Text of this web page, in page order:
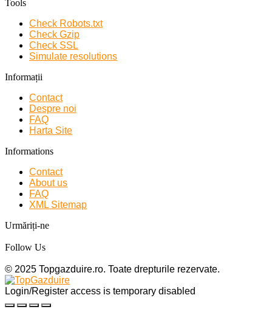
Tools
Check Robots.txt
Check Gzip
Check SSL
Simulate resolutions
Informații
Contact
Despre noi
FAQ
Harta Site
Informations
Contact
About us
FAQ
XML Sitemap
Urmăriți-ne
Follow Us
© 2025 Topgazduire.ro. Toate drepturile rezervate.
Login/Register access is temporary disabled